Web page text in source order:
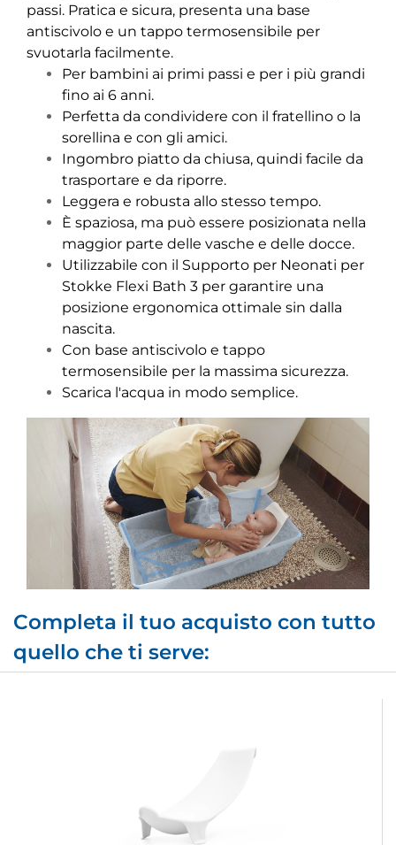
passi. Pratica e sicura, presenta una base
antiscivolo e un tappo termosensibile per
svuotarla facilmente.
Per bambini ai primi passi e per i più grandi
fino ai 6 anni.
Perfetta da condividere con il fratellino o la
sorellina e con gli amici.
Ingombro piatto da chiusa, quindi facile da
trasportare e da riporre.
Leggera e robusta allo stesso tempo.
È spaziosa, ma può essere posizionata nella
maggior parte delle vasche e delle docce.
Utilizzabile con il Supporto per Neonati per
Stokke Flexi Bath 3 per garantire una
posizione ergonomica ottimale sin dalla
nascita.
Con base antiscivolo e tappo
termosensibile per la massima sicurezza.
Scarica l'acqua in modo semplice.
Completa il tuo acquisto con tutto
quello che ti serve: